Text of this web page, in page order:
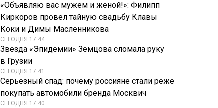
«Объявляю вас мужем и женой!»: Филипп
Киркоров провел тайную свадьбу Клавы
Коки и Димы Масленникова
СЕГОДНЯ 17:44
Звезда «Эпидемии» Земцова сломала руку
в Грузии
СЕГОДНЯ 17:41
Серьезный спад: почему россияне стали реже
покупать автомобили бренда Москвич
СЕГОДНЯ 17:40